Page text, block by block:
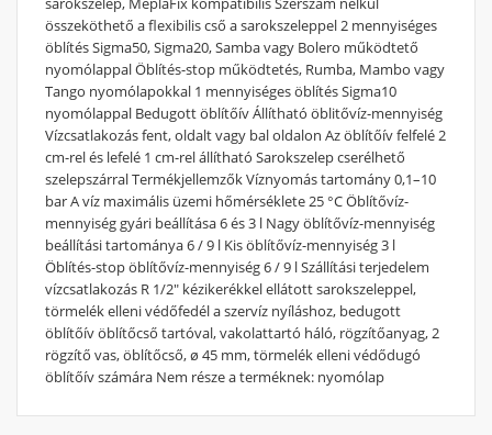
összeköthető a flexibilis cső a sarokszeleppel 2 mennyiséges
öblítés Sigma50, Sigma20, Samba vagy Bolero működtető
nyomólappal Öblítés-stop működtetés, Rumba, Mambo vagy
Tango nyomólapokkal 1 mennyiséges öblítés Sigma10
nyomólappal Bedugott öblítőív Állítható öblitővíz-mennyiség
Vízcsatlakozás fent, oldalt vagy bal oldalon Az öblítőív felfelé 2
cm-rel és lefelé 1 cm-rel állítható Sarokszelep cserélhető
szelepszárral Termékjellemzők Víznyomás tartomány 0,1–10
bar A víz maximális üzemi hőmérséklete 25 °C Öblítővíz-
mennyiség gyári beállítása 6 és 3 l Nagy öblítővíz-mennyiség
beállítási tartománya 6 / 9 l Kis öblítővíz-mennyiség 3 l
Öblítés-stop öblítővíz-mennyiség 6 / 9 l Szállítási terjedelem
vízcsatlakozás R 1/2" kézikerékkel ellátott sarokszeleppel,
törmelék elleni védőfedél a szervíz nyíláshoz, bedugott
öblítőív öblítőcső tartóval, vakolattartó háló, rögzítőanyag, 2
rögzítő vas, öblítőcső, ø 45 mm, törmelék elleni védődugó
öblítőív számára Nem része a terméknek: nyomólap